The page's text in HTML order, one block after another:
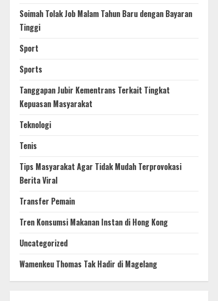
Soimah Tolak Job Malam Tahun Baru dengan Bayaran
Tinggi
Sport
Sports
Tanggapan Jubir Kementrans Terkait Tingkat
Kepuasan Masyarakat
Teknologi
Tenis
Tips Masyarakat Agar Tidak Mudah Terprovokasi
Berita Viral
Transfer Pemain
Tren Konsumsi Makanan Instan di Hong Kong
Uncategorized
Wamenkeu Thomas Tak Hadir di Magelang